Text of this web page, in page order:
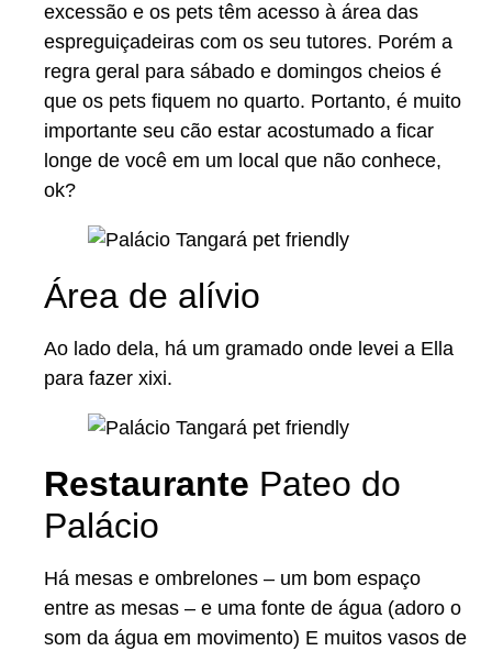
excessão e os pets têm acesso à área das
espreguiçadeiras com os seu tutores. Porém a
regra geral para sábado e domingos cheios é
que os pets fiquem no quarto. Portanto, é muito
importante seu cão estar acostumado a ficar
longe de você em um local que não conhece,
ok?
Área de alívio
Ao lado dela, há um gramado onde levei a Ella
para fazer xixi.
Restaurante Pateo do
Palácio
Há mesas e ombrelones – um bom espaço
entre as mesas – e uma fonte de água (adoro o
som da água em movimento) E muitos vasos de